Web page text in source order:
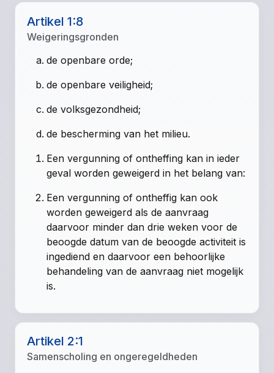
Artikel 1:8
Weigeringsgronden
de openbare orde;
de openbare veiligheid;
de volksgezondheid;
de bescherming van het milieu.
Een vergunning of ontheffing kan in ieder
geval worden geweigerd in het belang van:
Een vergunning of ontheffig kan ook
worden geweigerd als de aanvraag
daarvoor minder dan drie weken voor de
beoogde datum van de beoogde activiteit is
ingediend en daarvoor een behoorlijke
behandeling van de aanvraag niet mogelijk
is.
Artikel 2:1
Samenscholing en ongeregeldheden